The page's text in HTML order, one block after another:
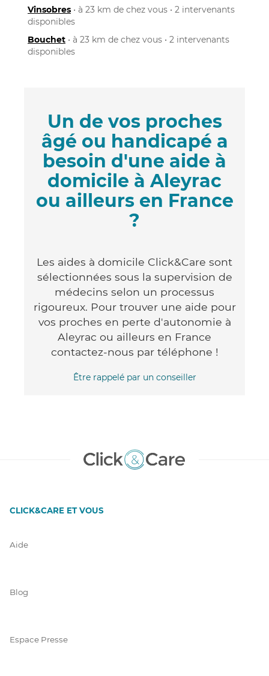
Vinsobres • à 23 km de chez vous • 2 intervenants
disponibles
Bouchet • à 23 km de chez vous • 2 intervenants
disponibles
Un de vos proches
âgé ou handicapé a
besoin d'une aide à
domicile à Aleyrac
ou ailleurs en France
?
Les aides à domicile Click&Care sont
sélectionnées sous la supervision de
médecins selon un processus
rigoureux. Pour trouver une aide pour
vos proches en perte d'autonomie à
Aleyrac ou ailleurs en France
contactez-nous par téléphone !
Être rappelé par un conseiller
CLICK&CARE ET VOUS
Aide
Blog
Espace Presse